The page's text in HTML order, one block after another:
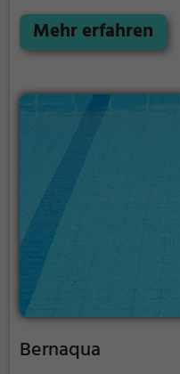
oder einfach mit
Piscine et Spa genau
Mehr erfahren
Bernaqua